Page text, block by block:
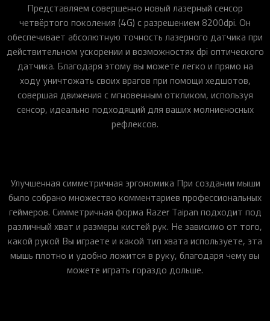
Представляем совершенно новый лазерный сенсор
четвёртого поколения (4G) с разрешением 8200dpi. Он
обеспечивает абсолютную точность лазерного датчика при
действительном ускорении и возможностях dpi оптического
датчика. Благодаря этому вы можете легко и прямо на
ходу уничтожать своих врагов при помощи хедшотов,
совершая движения с мгновенным откликом, используя
сенсор, идеально подходящий для ваших молниеносных
рефлексов.
Улучшенная симметричная эргономика При создании мыши
было собрано множество комментариев профессиональных
геймеров. Симметричная форма Razer Taipan подходит под
различный хват и размеры кистей рук. Не зависимо от того,
какой рукой Вы играете и какой тип хвата используете, эта
мышь плотно и удобно ложится в руку, благодаря чему вы
можете играть гораздо дольше.